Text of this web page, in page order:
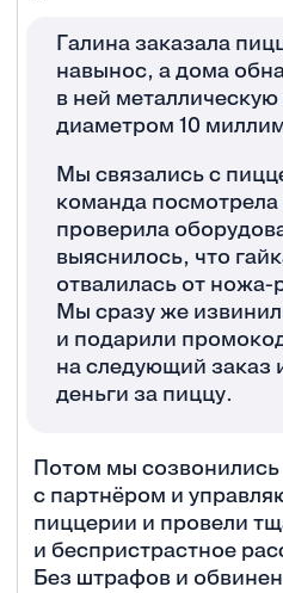
Галина заказала
навынос, а дома
в ней металлическую
диаметром 10
Мы связались с
команда
проверила
выяснилось, что
отвалилась от ножа-
Мы сразу же
и подарили
на следующий заказ
деньги за пиццу.
Потом мы созвонились
с партнёром и
пиццерии и провели
и беспристрастное
Без штрафов и